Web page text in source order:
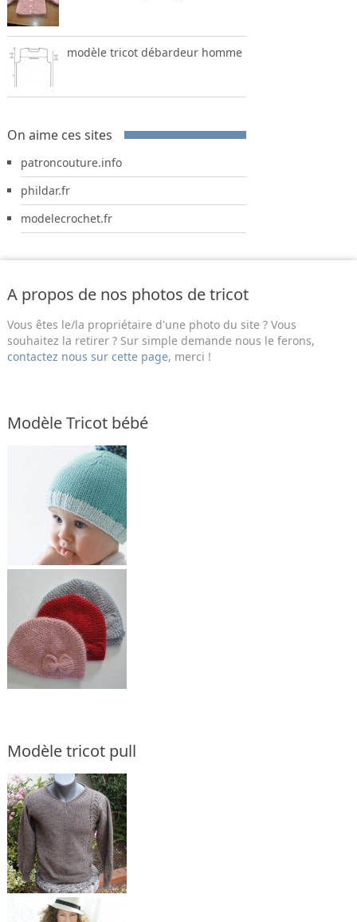
modèle tricot débardeur homme
On aime ces sites
patroncouture.info
phildar.fr
modelecrochet.fr
A propos de nos photos de tricot
Vous êtes le/la propriétaire d'une photo du site ? Vous
souhaitez la retirer ? Sur simple demande nous le ferons,
contactez nous sur cette page, merci !
Modèle Tricot bébé
Modèle tricot pull